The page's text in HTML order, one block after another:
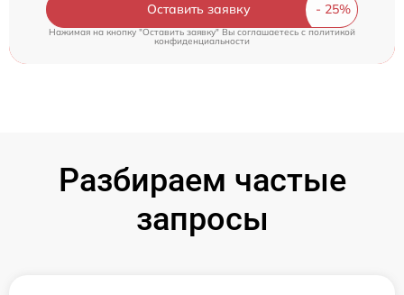
Оставить заявку
Нажимая на кнопку "Оставить заявку" Вы соглашаетесь c политикой
конфиденциальности
Разбираем частые
запросы